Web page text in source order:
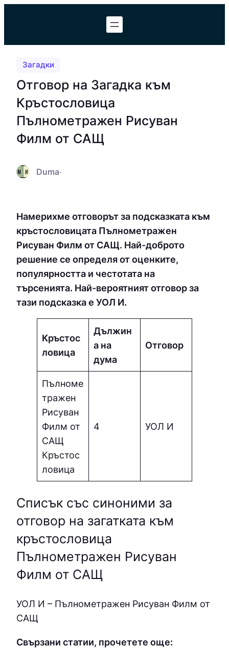
Загадки
Отговор на Загадка към
Кръстословица
Пълнометражен Рисуван
Филм от САЩ
Duma·
Намерихме отговорът за подсказката към
кръстословицата Пълнометражен
Рисуван Филм от САЩ. Най-доброто
решение се определя от оценките,
популярността и честотата на
търсенията. Най-вероятният отговор за
тази подсказка е УОЛ И.
Кръстос
ловица
Дължин
а на
дума
Отговор
Пълноме
тражен
Рисуван
Филм от
САЩ
Кръстос
ловица
4 УОЛ И
Списък със синоними за
отговор на загатката към
кръстословица
Пълнометражен Рисуван
Филм от САЩ
УОЛ И – Пълнометражен Рисуван Филм от
САЩ
Свързани статии, прочетете още: